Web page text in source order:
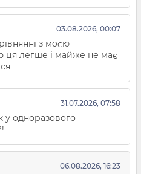
03.08.2026, 00:07
з моєю
ця легше і майже не має
31.07.2026, 07:58
у одноразового
06.08.2026, 16:23